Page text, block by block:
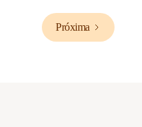
Próxima